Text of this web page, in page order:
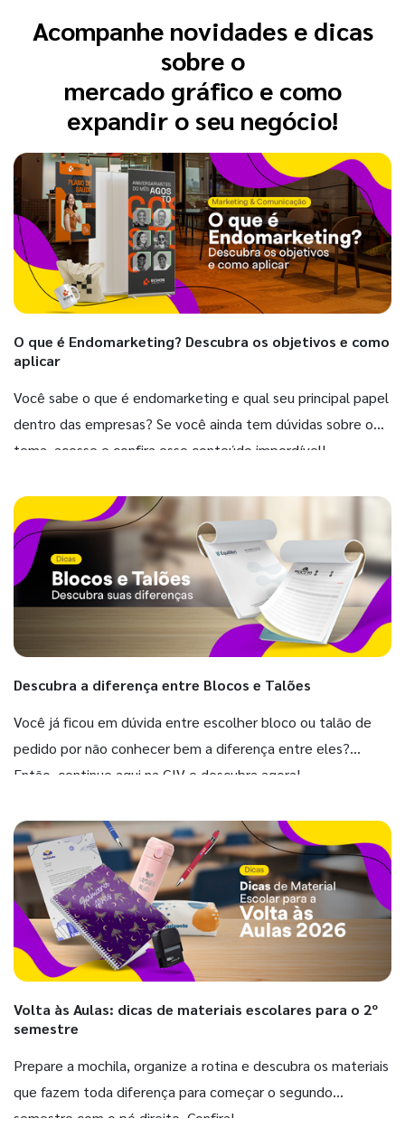
Acompanhe novidades e dicas
sobre o
mercado gráfico e como
expandir o seu negócio!
O que é Endomarketing? Descubra os objetivos e como
aplicar
Você sabe o que é endomarketing e qual seu principal papel
dentro das empresas? Se você ainda tem dúvidas sobre o
tema, acesse e confira esse conteúdo imperdível!
Descubra a diferença entre Blocos e Talões
Você já ficou em dúvida entre escolher bloco ou talão de
pedido por não conhecer bem a diferença entre eles?
Então, continue aqui na GIV e descubra agora!
Volta às Aulas: dicas de materiais escolares para o 2º
semestre
Prepare a mochila, organize a rotina e descubra os materiais
que fazem toda diferença para começar o segundo
semestre com o pé direito. Confira!